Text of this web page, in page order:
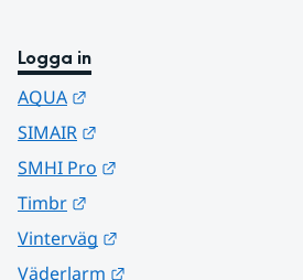
Logga in
AQUA
SIMAIR
SMHI Pro
Timbr
Vinterväg
Väderlarm